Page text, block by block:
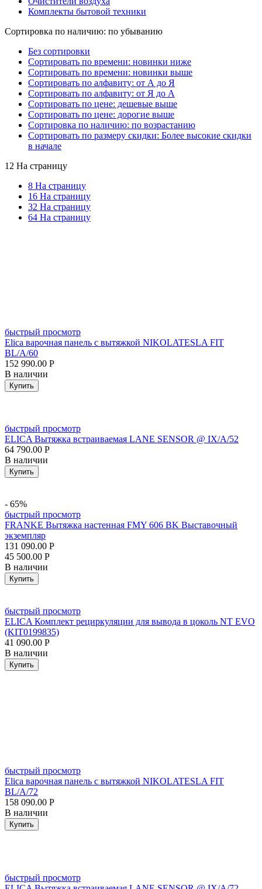
Комплекты бытовой техники
Сортировка по наличию: по убыванию
Без сортировки
Сортировать по времени: новинки ниже
Сортировать по времени: новинки выше
Сортировать по алфавиту: от А до Я
Сортировать по алфавиту: от Я до А
Сортировать по цене: дешевые выше
Сортировать по цене: дорогие выше
Сортировка по наличию: по возрастанию
Сортировать по размеру скидки: Более высокие скидки
в начале
12 На страницу
8 На страницу
16 На страницу
32 На страницу
64 На страницу
быстрый просмотр
Elica варочная панель с вытяжкой NIKOLATESLA FIT
BL/A/60
152 990.00 Р
В наличии
Купить
быстрый просмотр
ELICA Вытяжка встраиваемая LANE SENSOR @ IX/A/52
64 790.00 Р
В наличии
Купить
- 65%
быстрый просмотр
FRANKE Вытяжка настенная FMY 606 BK Выставочный
экземпляр
131 090.00 Р
45 500.00 Р
В наличии
Купить
быстрый просмотр
ELICA Комплект рециркуляции для вывода в цоколь NT EVO
(KIT0199835)
41 090.00 Р
В наличии
Купить
быстрый просмотр
Elica варочная панель с вытяжкой NIKOLATESLA FIT
BL/A/72
158 090.00 Р
В наличии
Купить
быстрый просмотр